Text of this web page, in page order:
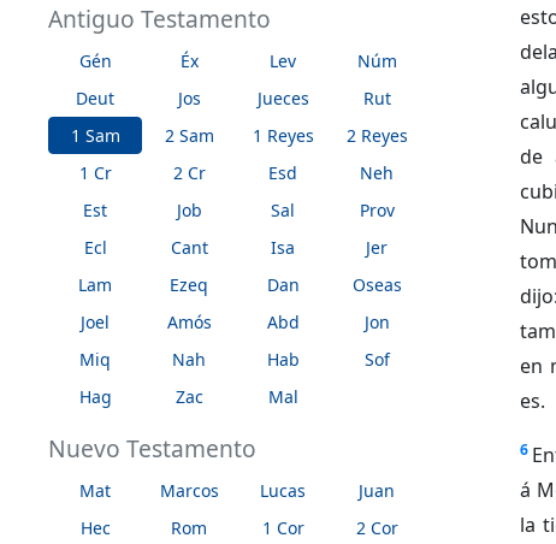
Antiguo Testamento
Gén Éx Lev
Núm
Deut
Jos Jueces
Rut
1 Sam
2 Sam 1 Reyes
2 Reyes
1 Cr
2 Cr Esd
Neh
Est
Job Sal
Prov
Ecl
Cant Isa
Jer
Lam
Ezeq Dan
Oseas
Joel
Amós Abd
Jon
Miq
Nah Hab
Sof
Hag
Zac Mal
Nuevo Testamento
Mat Marcos Lucas
Juan
Hec
Rom 1 Cor
2 Cor
de
dijo:
en
es.
6
á
la